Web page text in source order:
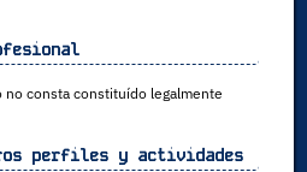
no consta constituído legalmente
perfiles y actividades